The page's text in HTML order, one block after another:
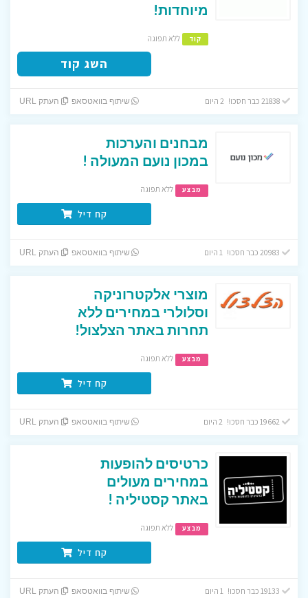
מיוחדות!
קוד ללא תפוגה
השג קוד
21838 כבר חסכו! 2 היום שיתוף בוואטסאפ העתק URL
מבחנים והערכות
במכון נועם המעולה !
מבצע ללא תפוגה
קח דיל
שיתוף בוואטסאפ העתק URL
מוצרי אלקטרוניקה
וסלולרי במחירים ללא
תחרות באתר הצלצול!
מבצע ללא תפוגה
קח דיל
שיתוף בוואטסאפ העתק URL
כרטיסים להופעות
במחירים מעולים
באתר קסטיליה !
מבצע ללא תפוגה
קח דיל
שיתוף בוואטסאפ העתק URL